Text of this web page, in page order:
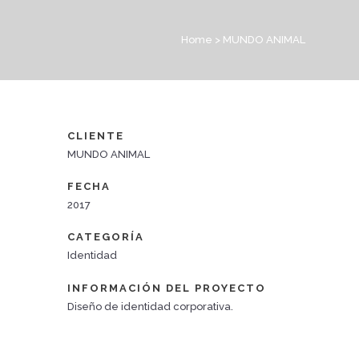
Home > MUNDO ANIMAL
CLIENTE
MUNDO ANIMAL
FECHA
2017
CATEGORÍA
Identidad
INFORMACIÓN DEL PROYECTO
Diseño de identidad corporativa.